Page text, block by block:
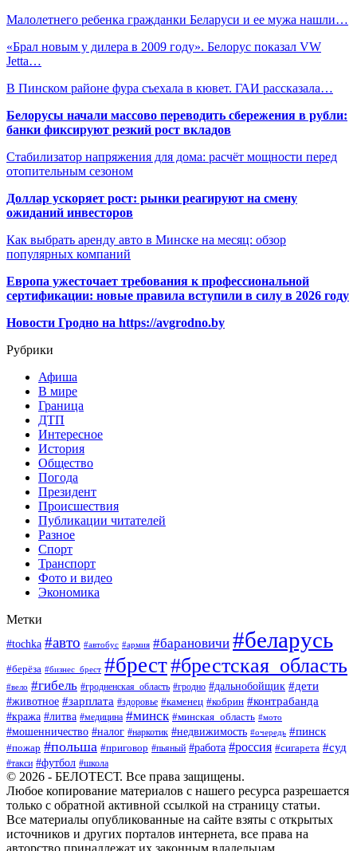
Малолетнего ребенка гражданки Беларуси и ее мужа нашли…
«Брал новым у дилера в 2009 году». Белорус показал VW
Jetta…
В Пинском районе фура съехала в кювет. ГАИ рассказала…
Белорусы начали массово переводить сбережения в рубли:
банки фиксируют резкий рост вкладов
Стабилизатор напряжения для дома: расчёт мощности перед
отопительным сезоном
Доллар ускоряет рост: рынки реагируют на смену
ожиданий инвесторов
Как выбрать аренду авто в Минске на месяц: обзор
популярных компаний
Европа ужесточает требования к профессиональной
сертификации: новые правила вступили в силу в 2026 году
Новости Гродно на https://avgrodno.by
Рубрики
Афиша
В мире
Граница
ДТП
Интересное
История
Общество
Погода
Президент
Происшествия
Публикации читателей
Разное
Спорт
Транспорт
Фото и видео
Экономика
Метки
#tochka #авто #автобус #армия #барановичи #беларусь
#берёза #бизнес_брест #брест#брестская_область
#вело #гибель #гродненская_область #гродно #дальнобойщик #дети
#животное #зарплата #здоровье #каменец #кобрин #контрабанда
#кража #литва #медицина #минск #минская_область #мото
#мошенничество #налог #наркотик #недвижимость #очередь #пинск
#пожар #польша #приговор #пьяный #работа #россия #сигарета #суд
#такси #футбол #школа
© 2026 - БЕЛОТЕСТ. Все права защищены.
Любое копирование материалов с нашего ресурса разрешается
только с обратной активной ссылкой на страницу статьи.
Все материалы опубликованные на сайте взяты с открытых
источников и других порталов интернета, все права на
авторство принадлежат их законным владельцам.